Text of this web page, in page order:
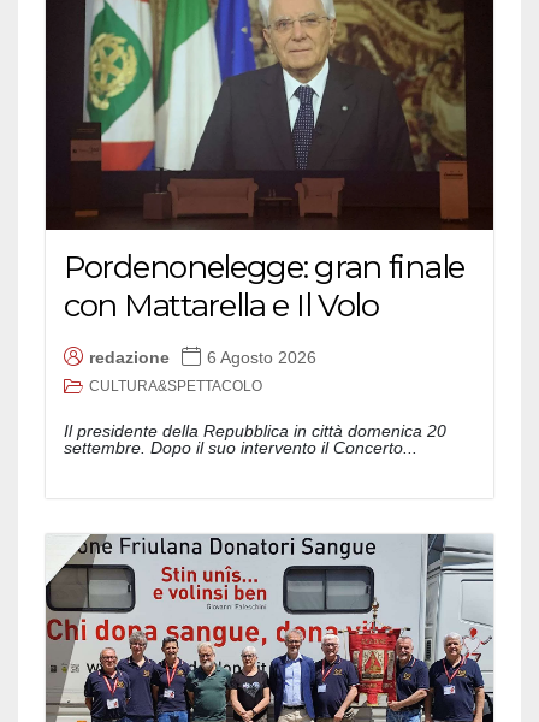
Pordenonelegge: gran finale
con Mattarella e Il Volo
redazione 6 Agosto 2026
CULTURA&SPETTACOLO
Il presidente della Repubblica in città domenica 20
settembre. Dopo il suo intervento il Concerto...